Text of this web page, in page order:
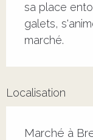
sa place
galets,
marché.
Localisation
Marché à